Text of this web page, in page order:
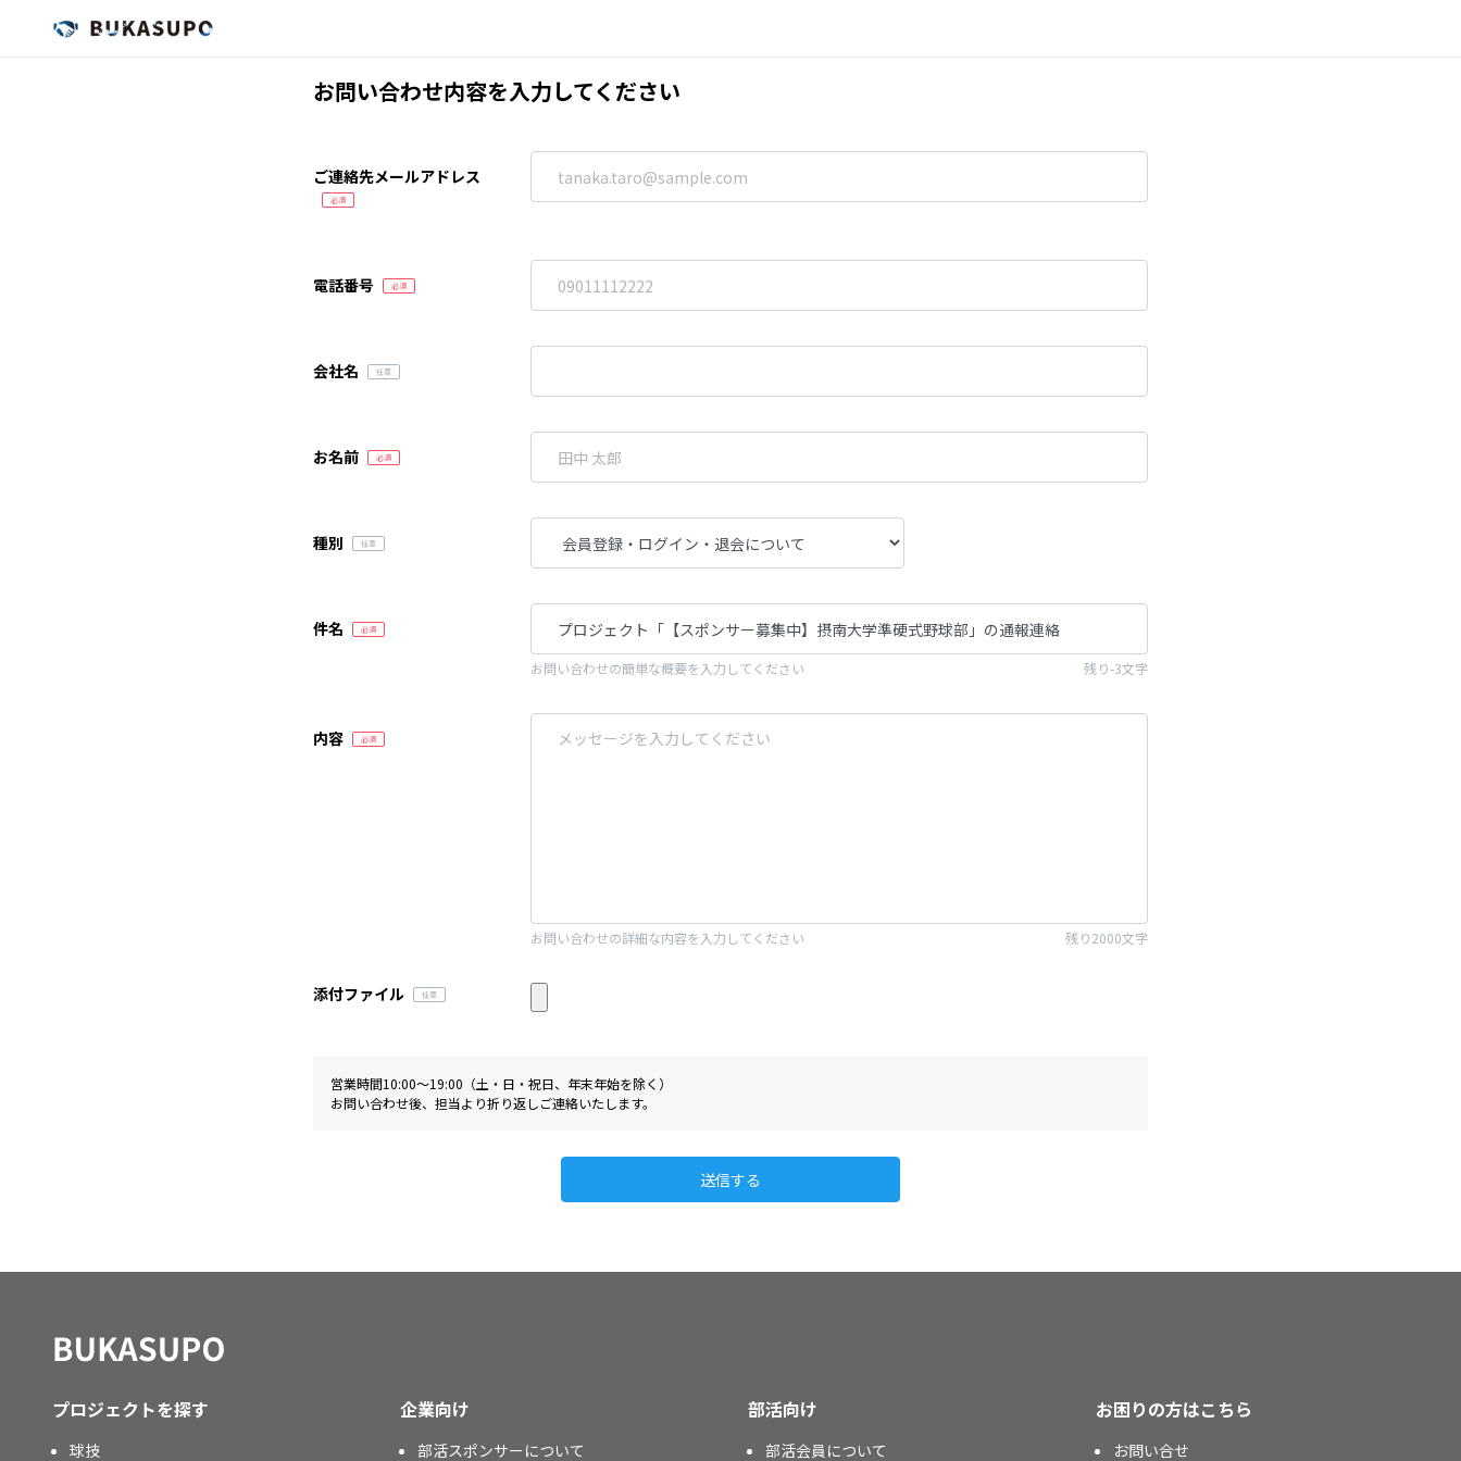
お問い合わせ内容を入力してください
ご連絡先メールアドレス
電話番号
会社名
お名前
種別
件名
残り-3文字
お問い合わせの簡単な概要を入力してください
内容
残り2000文字
お問い合わせの詳細な内容を入力してください
添付ファイル
営業時間10:00〜19:00（土・日・祝日、年末年始を除く）
お問い合わせ後、担当より折り返しご連絡いたします。
送信する
プロジェクトを探す
球技
企業向け
部活スポンサーについて
部活向け
部活会員について
お困りの方はこちら
お問い合せ